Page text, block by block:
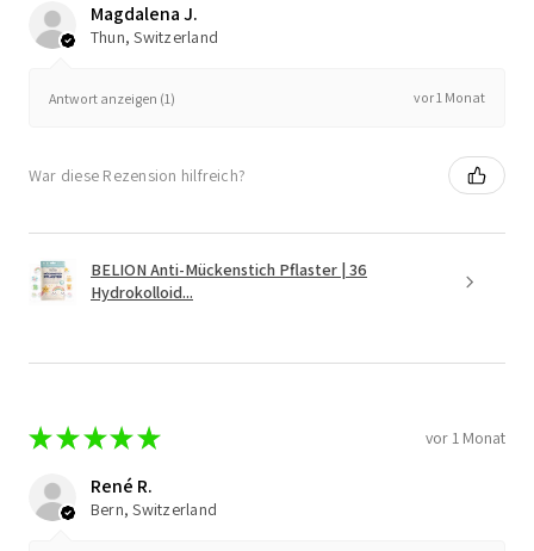
Magdalena J.
Thun, Switzerland
Antwort anzeigen (1) vor 1 Monat
War diese Rezension hilfreich?
BELION Anti-Mückenstich Pflaster | 36
Hydrokolloid...
★★ ★★★ vor 1 Monat
René R.
Bern, Switzerland